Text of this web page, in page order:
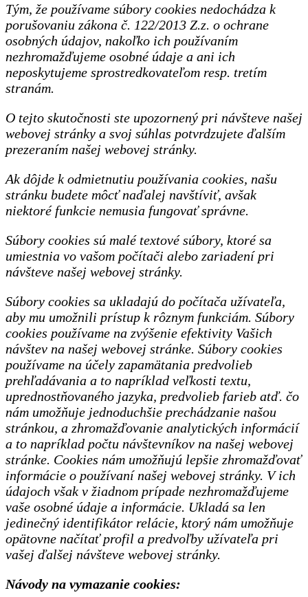
Tým, že používame súbory cookies nedochádza k
porušovaniu zákona č. 122/2013 Z.z. o ochrane
osobných údajov, nakoľko ich používaním
nezhromažďujeme osobné údaje a ani ich
neposkytujeme sprostredkovateľom resp. tretím
stranám.
O tejto skutočnosti ste upozornený pri návšteve našej
webovej stránky a svoj súhlas potvrdzujete ďalším
prezeraním našej webovej stránky.
Ak dôjde k odmietnutiu používania cookies, našu
stránku budete môcť naďalej navštíviť, avšak
niektoré funkcie nemusia fungovať správne.
Súbory cookies sú malé textové súbory, ktoré sa
umiestnia vo vašom počítači alebo zariadení pri
návšteve našej webovej stránky.
Súbory cookies sa ukladajú do počítača užívateľa,
aby mu umožnili prístup k rôznym funkciám. Súbory
cookies používame na zvýšenie efektivity Vašich
návštev na našej webovej stránke. Súbory cookies
používame na účely zapamätania predvolieb
prehľadávania a to napríklad veľkosti textu,
uprednostňovaného jazyka, predvolieb farieb atď. čo
nám umožňuje jednoduchšie prechádzanie našou
stránkou, a zhromažďovanie analytických informácií
a to napríklad počtu návštevníkov na našej webovej
stránke. Cookies nám umožňujú lepšie zhromažďovať
informácie o používaní našej webovej stránky. V ich
údajoch však v žiadnom prípade nezhromažďujeme
vaše osobné údaje a informácie. Ukladá sa len
jedinečný identifikátor relácie, ktorý nám umožňuje
opätovne načítať profil a predvoľby užívateľa pri
vašej ďalšej návšteve webovej stránky.
Návody na vymazanie cookies: